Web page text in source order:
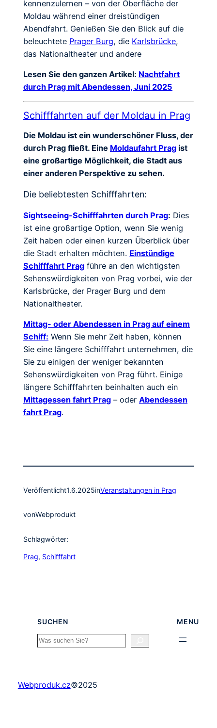
kennenzulernen – von der Oberfläche der
Moldau während einer dreistündigen
Abendfahrt. Genießen Sie den Blick auf die
beleuchtete Prager Burg, die Karlsbrücke,
das Nationaltheater und andere
Lesen Sie den ganzen Artikel: Nachtfahrt
durch Prag mit Abendessen, Juni 2025
Schifffahrten auf der Moldau in Prag
Die Moldau ist ein wunderschöner Fluss, der
durch Prag fließt. Eine Moldaufahrt Prag ist
eine großartige Möglichkeit, die Stadt aus
einer anderen Perspektive zu sehen.
Die beliebtesten Schifffahrten:
Sightseeing-Schifffahrten durch Prag: Dies
ist eine großartige Option, wenn Sie wenig
Zeit haben oder einen kurzen Überblick über
die Stadt erhalten möchten. Einstündige
Schifffahrt Prag führe an den wichtigsten
Sehenswürdigkeiten von Prag vorbei, wie der
Karlsbrücke, der Prager Burg und dem
Nationaltheater.
Mittag- oder Abendessen in Prag auf einem
Schiff: Wenn Sie mehr Zeit haben, können
Sie eine längere Schifffahrt unternehmen, die
Sie zu einigen der weniger bekannten
Sehenswürdigkeiten von Prag führt. Einige
längere Schifffahrten beinhalten auch ein
Mittagessen fahrt Prag – oder Abendessen
fahrt Prag.
Veröffentlicht1.6.2025inVeranstaltungen in Prag
vonWebprodukt
Schlagwörter:
Prag, Schifffahrt
SUCHEN
Search
MENU
Webproduk.cz©2025